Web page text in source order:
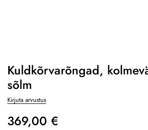
Kuldkõrvarõngad,
sõlm
Kirjuta arvustus
369,00 €